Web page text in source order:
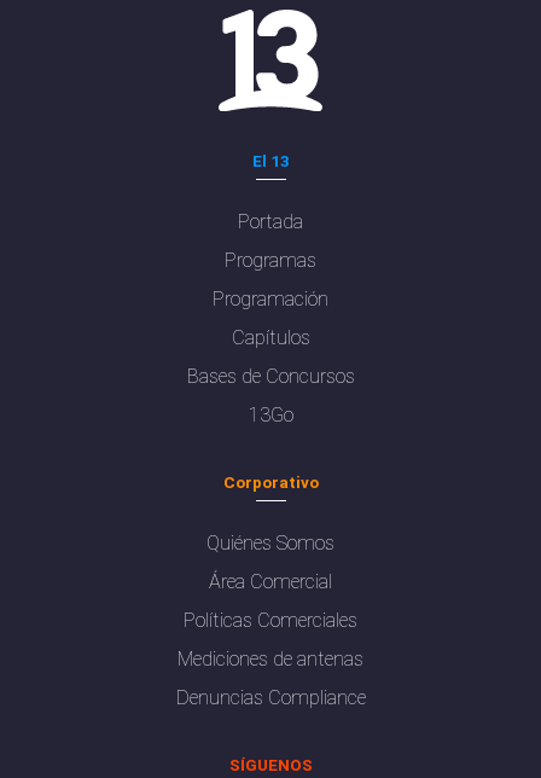
El 13
Portada
Programas
Programación
Capítulos
Bases de Concursos
13Go
Corporativo
Quiénes Somos
Área Comercial
Políticas Comerciales
Mediciones de antenas
Denuncias Compliance
SÍGUENOS